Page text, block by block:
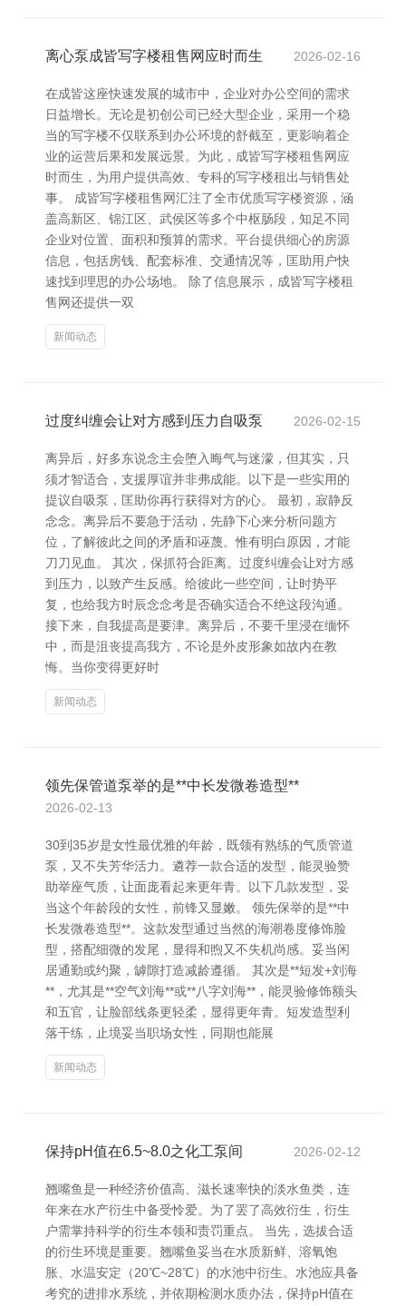
离心泵成皆写字楼租售网应时而生 2026-02-16
在成皆这座快速发展的城市中，企业对办公空间的需求
日益增长。无论是初创公司已经大型企业，采用一个稳
当的写字楼不仅联系到办公环境的舒截至，更影响着企
业的运营后果和发展远景。为此，成皆写字楼租售网应
时而生，为用户提供高效、专科的写字楼租出与销售处
事。 成皆写字楼租售网汇注了全市优质写字楼资源，涵
盖高新区、锦江区、武侯区等多个中枢肠段，知足不同
企业对位置、面积和预算的需求。平台提供细心的房源
信息，包括房钱、配套标准、交通情况等，匡助用户快
速找到理思的办公场地。 除了信息展示，成皆写字楼租
售网还提供一双
新闻动态
过度纠缠会让对方感到压力自吸泵 2026-02-15
离异后，好多东说念主会堕入晦气与迷濛，但其实，只
须才智适合，支援厚谊并非弗成能。以下是一些实用的
提议自吸泵，匡助你再行获得对方的心。 最初，寂静反
念念。离异后不要急于活动，先静下心来分析问题方
位，了解彼此之间的矛盾和诬蔑。惟有明白原因，才能
刀刀见血。 其次，保抓符合距离。过度纠缠会让对方感
到压力，以致产生反感。给彼此一些空间，让时势平
复，也给我方时辰念念考是否确实适合不绝这段沟通。
接下来，自我提高是要津。离异后，不要千里浸在缅怀
中，而是沮丧提高我方，不论是外皮形象如故内在教
悔。当你变得更好时
新闻动态
领先保管道泵举的是**中长发微卷造型**
2026-02-13
30到35岁是女性最优雅的年龄，既领有熟练的气质管道
泵，又不失芳华活力。遴荐一款合适的发型，能灵验赞
助举座气质，让面庞看起来更年青。以下几款发型，妥
当这个年龄段的女性，前锋又显嫩。 领先保举的是**中
长发微卷造型**。这款发型通过当然的海潮卷度修饰脸
型，搭配细微的发尾，显得和煦又不失机尚感。妥当闲
居通勤或约聚，罅隙打造减龄遵循。 其次是**短发+刘海
**，尤其是**空气刘海**或**八字刘海**，能灵验修饰额头
和五官，让脸部线条更轻柔，显得更年青。短发造型利
落干练，止境妥当职场女性，同期也能展
新闻动态
保持pH值在6.5~8.0之化工泵间 2026-02-12
翘嘴鱼是一种经济价值高、滋长速率快的淡水鱼类，连
年来在水产衍生中备受怜爱。为了罢了高效衍生，衍生
户需掌持科学的衍生本领和责罚重点。 当先，选拔合适
的衍生环境是重要。翘嘴鱼妥当在水质新鲜、溶氧饱
胀、水温安定（20℃~28℃）的水池中衍生。水池应具备
考究的进排水系统，并依期检测水质办法，保持pH值在